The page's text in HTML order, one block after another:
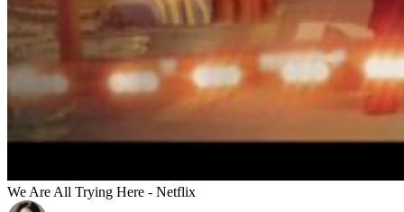
We Are All Trying Here - Netflix